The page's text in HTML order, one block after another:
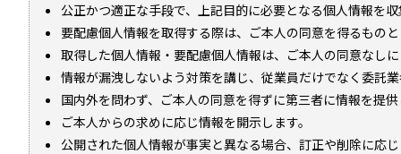
公正かつ適正な手段で、上記目的に必要となる個人情報を
要配慮個人情報を取得する際は、ご本人の同意を得るもの
取得した個人情報・要配慮個人情報は、ご本人の同意なし
情報が漏洩しないよう対策を講じ、従業員だけでなく委託
国内外を問わず、ご本人の同意を得ずに第三者に情報を提
ご本人からの求めに応じ情報を開示します。
公開された個人情報が事実と異なる場合、訂正や削除に応